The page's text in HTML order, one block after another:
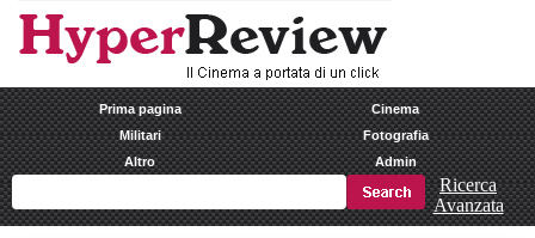
Prima pagina
Cinema
Militari
Fotografia
Altro
Admin
Ricerca
Avanzata